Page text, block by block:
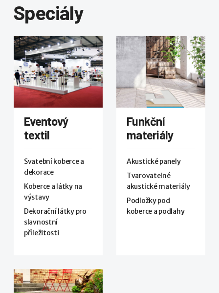
Speciály
Eventový
textil
Svatební koberce a
dekorace
Koberce a látky na
výstavy
Dekorační látky pro
slavnostní
příležitosti
Funkční
materiály
Akustické panely
Tvarovatelné
akustické materiály
Podložky pod
koberce a podlahy